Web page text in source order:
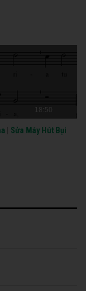
18:50
Sửa Máy Hút Bụi